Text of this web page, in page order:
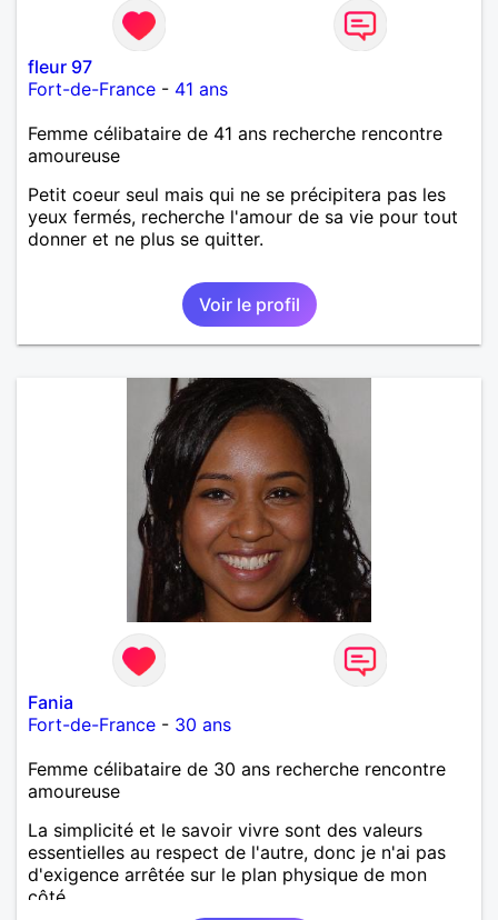
fleur 97
Fort-de-France - 41 ans
Femme célibataire de 41 ans recherche rencontre
amoureuse
Petit coeur seul mais qui ne se précipitera pas les
yeux fermés, recherche l'amour de sa vie pour tout
donner et ne plus se quitter.
Voir le profil
Fania
Fort-de-France - 30 ans
Femme célibataire de 30 ans recherche rencontre
amoureuse
La simplicité et le savoir vivre sont des valeurs
essentielles au respect de l'autre, donc je n'ai pas
d'exigence arrêtée sur le plan physique de mon
côté.